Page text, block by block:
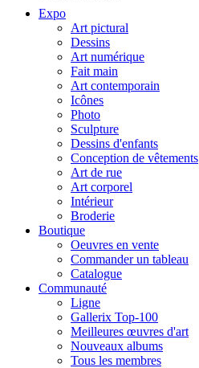
Expo
Art pictural
Dessins
Art numérique
Fait main
Art contemporain
Icônes
Photo
Sculpture
Dessins d'enfants
Conception de vêtements
Art de rue
Art corporel
Intérieur
Broderie
Boutique
Oeuvres en vente
Commander un tableau
Catalogue
Communauté
Ligne
Gallerix Top-100
Meilleures œuvres d'art
Nouveaux albums
Tous les membres